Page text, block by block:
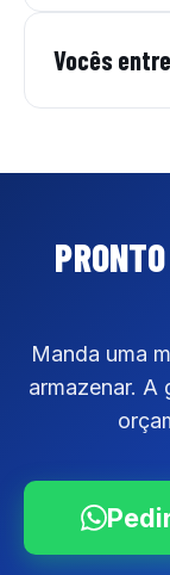
Vocês
Manda uma
armazenar. A